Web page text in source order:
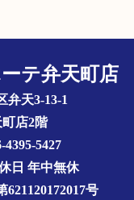
ーテ弁天町店
弁天3-13-1
町店2階
5427
日 年中無休
号